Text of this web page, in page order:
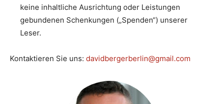
keine inhaltliche Ausrichtung oder Leistungen
gebundenen Schenkungen („Spenden“) unserer
Leser.
Kontaktieren Sie uns: davidbergerberlin@gmail.com